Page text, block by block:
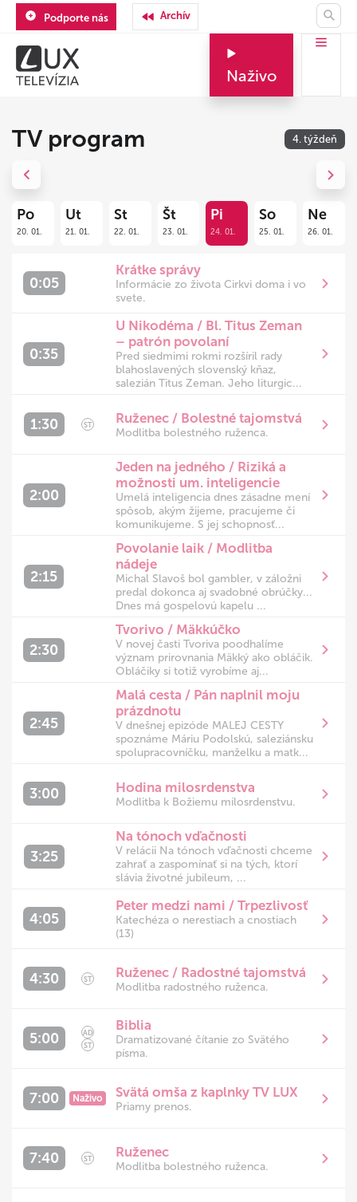
Podporte nás Archív
Naživo
TV program 4. týždeň
Po
20. 01.
Ut
21. 01.
St
22. 01.
Št
23. 01.
Pi
24. 01.
So
25. 01.
Ne
26. 01.
Previous Next
0:05
Krátke správy
Informácie zo života Cirkvi doma i vo
svete.
0:35
U Nikodéma / Bl. Titus Zeman
– patrón povolaní
Pred siedmimi rokmi rozšíril rady
blahoslavených slovenský kňaz,
salezián Titus Zeman. Jeho liturgic...
1:30 ST Ruženec / Bolestné tajomstvá
Modlitba bolestného ruženca.
2:00
Jeden na jedného / Riziká a
možnosti um. inteligencie
Umelá inteligencia dnes zásadne mení
spôsob, akým žijeme, pracujeme či
komunikujeme. S jej schopnosť...
2:15
Povolanie laik / Modlitba
nádeje
Michal Slavoš bol gambler, v záložni
predal dokonca aj svadobné obrúčky...
Dnes má gospelovú kapelu ...
2:30
Tvorivo / Mäkkúčko
V novej časti Tvoriva poodhalíme
význam prirovnania Mäkký ako obláčik.
Obláčiky si totiž vyrobíme aj...
2:45
Malá cesta / Pán naplnil moju
prázdnotu
V dnešnej epizóde MALEJ CESTY
spoznáme Máriu Podolskú, saleziánsku
spolupracovníčku, manželku a matk...
3:00 Hodina milosrdenstva
Modlitba k Božiemu milosrdenstvu.
3:25
Na tónoch vďačnosti
V relácii Na tónoch vďačnosti chceme
zahrať a zaspomínať si na tých, ktorí
slávia životné jubileum, ...
4:05
Peter medzi nami / Trpezlivosť
Katechéza o nerestiach a cnostiach
(13)
4:30 ST Ruženec / Radostné tajomstvá
Modlitba radostného ruženca.
5:00
AD
ST
Biblia
Dramatizované čítanie zo Svätého
písma.
7:00 Naživo Svätá omša z kaplnky TV LUX
Priamy prenos.
7:40 ST Ruženec
Modlitba bolestného ruženca.